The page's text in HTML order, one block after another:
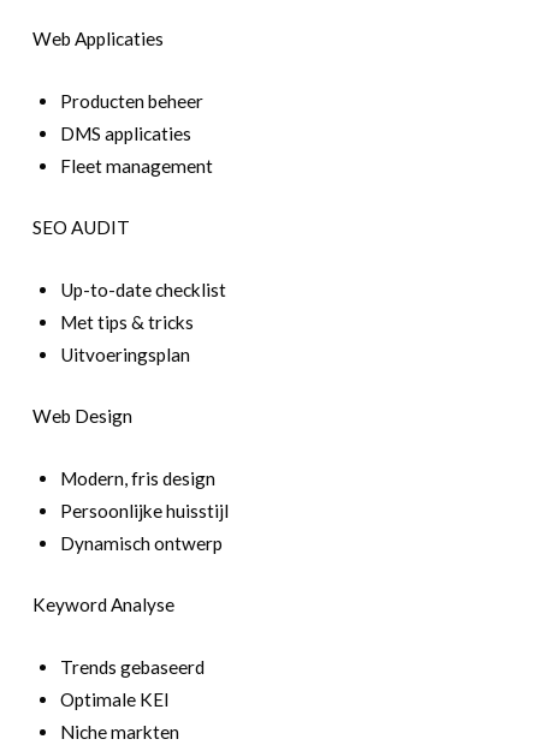
Web Applicaties
Producten beheer
DMS applicaties
Fleet management
SEO AUDIT
Up-to-date checklist
Met tips & tricks
Uitvoeringsplan
Web Design
Modern, fris design
Persoonlijke huisstijl
Dynamisch ontwerp
Keyword Analyse
Trends gebaseerd
Optimale KEI
Niche markten